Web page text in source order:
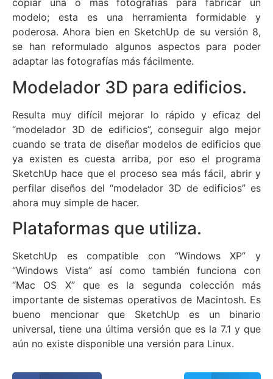
copiar una o más fotografías para fabricar un
modelo; esta es una herramienta formidable y
poderosa. Ahora bien en SketchUp de su versión 8,
se han reformulado algunos aspectos para poder
adaptar las fotografías más fácilmente.
Modelador 3D para edificios.
Resulta muy difícil mejorar lo rápido y eficaz del
“modelador 3D de edificios”, conseguir algo mejor
cuando se trata de diseñar modelos de edificios que
ya existen es cuesta arriba, por eso el programa
SketchUp hace que el proceso sea más fácil, abrir y
perfilar diseños del “modelador 3D de edificios” es
ahora muy simple de hacer.
Plataformas que utiliza.
SketchUp es compatible con “Windows XP” y
“Windows Vista” así como también funciona con
“Mac OS X” que es la segunda colección más
importante de sistemas operativos de Macintosh. Es
bueno mencionar que SketchUp es un binario
universal, tiene una última versión que es la 7.1 y que
aún no existe disponible una versión para Linux.